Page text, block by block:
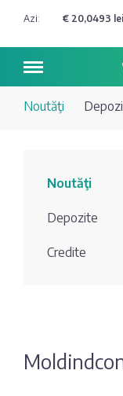
Azi: € 20,0493 lei
bancher
Fotografia
Comerțbank
Sondaj
Noutăţi
Noutăţi
Depozite
Credite